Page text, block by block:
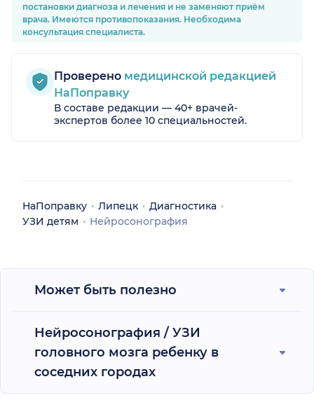
постановки диагноза и лечения и не заменяют приём
врача. Имеются противопоказания. Необходима
консультация специалиста.
Проверено медицинской редакцией
НаПоправку
В составе редакции — 40+ врачей-
экспертов более 10 специальностей.
НаПоправку Липецк
Диагностика
УЗИ детям
Нейросонография
Может быть полезно
Нейросонография / УЗИ
головного мозга ребенку в
соседних городах